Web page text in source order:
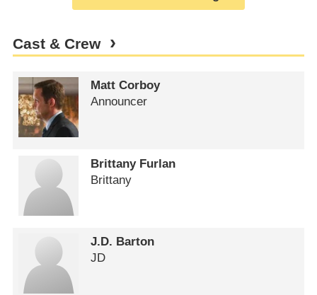
Cast & Crew
Matt Corboy
Announcer
Brittany Furlan
Brittany
J.D. Barton
JD